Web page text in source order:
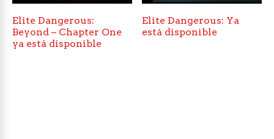
Elite Dangerous:
Beyond – Chapter One
ya está disponible
Elite Dangerous: Ya
está disponible